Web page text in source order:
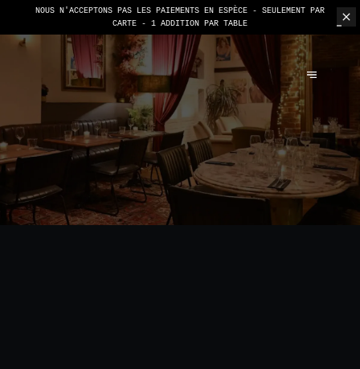
NOUS N'ACCEPTONS PAS LES PAIEMENTS EN ESPÈCE - SEULEMENT PAR
CARTE - 1 ADDITION PAR TABLE